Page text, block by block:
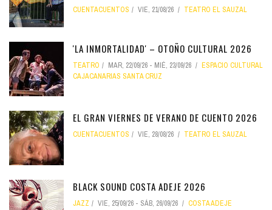
CUENTACUENTOS VIE, 21/08/26 TEATRO EL SAUZAL
'LA INMORTALIDAD' – OTOÑO CULTURAL 2026
TEATRO MAR, 22/09/26 - MIÉ, 23/09/26
ESPACIO CULTURAL
CAJACANARIAS SANTA CRUZ
EL GRAN VIERNES DE VERANO DE CUENTO 2026
CUENTACUENTOS VIE, 28/08/26 TEATRO EL SAUZAL
BLACK SOUND COSTA ADEJE 2026
JAZZ VIE, 25/09/26 - SÁB, 26/09/26 COSTA ADEJE